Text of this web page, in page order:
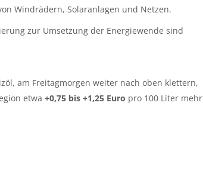
Windrädern, Solaranlagen und Netzen.
zur Umsetzung der Energiewende sind
am Freitagmorgen weiter nach oben klettern,
etwa +0,75 bis +1,25 Euro pro 100 Liter mehr